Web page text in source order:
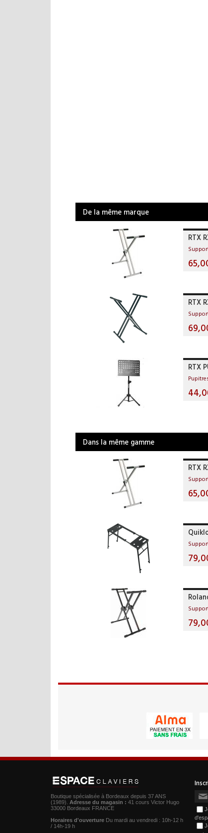
De la même marque
RTX
RTX
RTX
Dans la même gamme
RTX
Boutique spécialisée à Bordeaux depuis 37 ANS
(1989). Adresse du magasin : 41 cours Victor Hugo
33000 Bordeaux FRANCE
Horaires d'ouverture Du mardi au vendredi : 10h-12 h
/ 14h-19 h